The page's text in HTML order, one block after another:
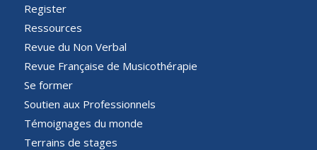
Register
Ressources
Revue du Non Verbal
Revue Française de Musicothérapie
Se former
Soutien aux Professionnels
Témoignages du monde
Terrains de stages